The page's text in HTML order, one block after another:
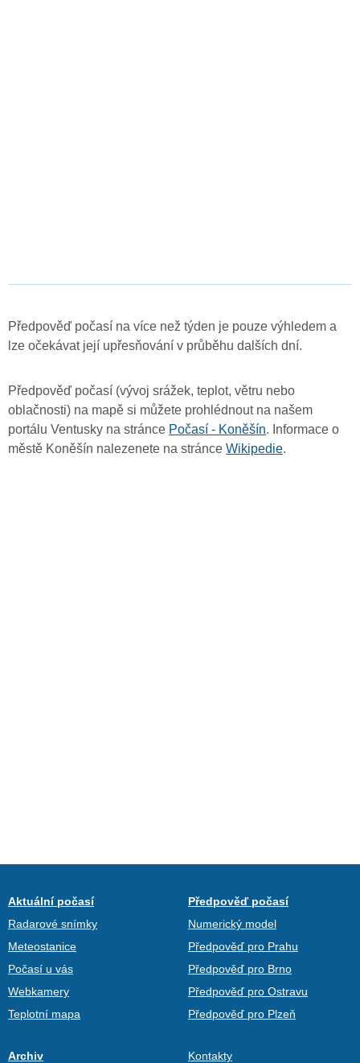
Předpověď počasí na více než týden je pouze výhledem a
lze očekávat její upřesňování v průběhu dalších dní.
Předpověď počasí (vývoj srážek, teplot, větru nebo
oblačnosti) na mapě si můžete prohlédnout na našem
portálu Ventusky na stránce Počasí - Koněšín. Informace o
městě Koněšín nalezenete na stránce Wikipedie.
Aktuální počasí
Radarové snímky
Meteostanice
Počasí u vás
Webkamery
Teplotní mapa
Předpověď počasí
Numerický model
Předpověď pro Prahu
Předpověď pro Brno
Předpověď pro Ostravu
Předpověď pro Plzeň
Archiv Kontakty